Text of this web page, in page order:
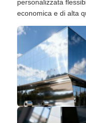
personalizzata
economica e di alta